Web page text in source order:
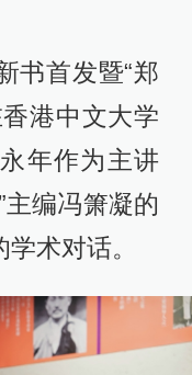
书首发暨“郑
港中文大学
年作为主讲
主编冯箫凝的
术对话。